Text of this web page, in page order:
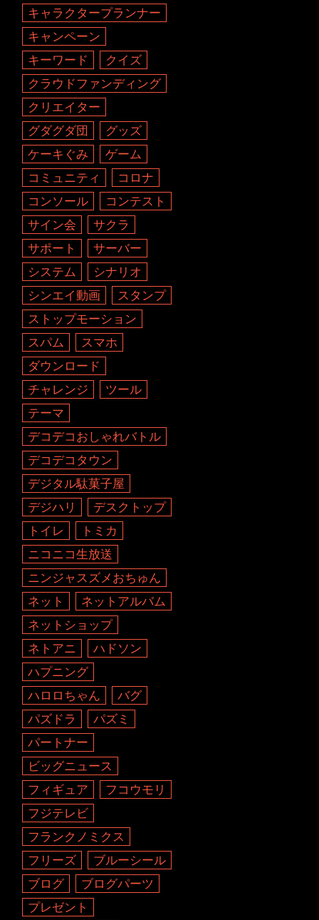
キャラクタープランナー
キャンペーン
キーワード
クイズ
クラウドファンディング
クリエイター
グダグダ団
グッズ
ケーキぐみ
ゲーム
コミュニティ
コロナ
コンソール
コンテスト
サイン会
サクラ
サポート
サーバー
システム
シナリオ
シンエイ動画
スタンプ
ストップモーション
スパム
スマホ
ダウンロード
チャレンジ
ツール
テーマ
デコデコおしゃれバトル
デコデコタウン
デジタル駄菓子屋
デジハリ
デスクトップ
トイレ
トミカ
ニコニコ生放送
ニンジャスズメおちゅん
ネット
ネットアルバム
ネットショップ
ネトアニ
ハドソン
ハプニング
ハロロちゃん
バグ
パズドラ
パズミ
パートナー
ビッグニュース
フィギュア
フコウモリ
フジテレビ
フランクノミクス
フリーズ
ブルーシール
ブログ
ブログパーツ
プレゼント